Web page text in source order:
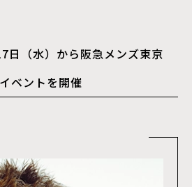
日（水）から阪急メンズ東京
ベントを開催